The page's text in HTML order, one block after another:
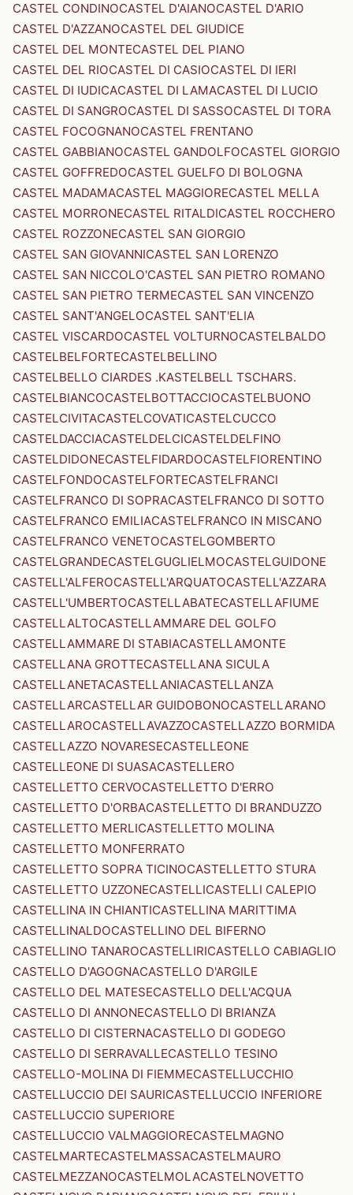
CASTEL CONDINOCASTEL D'AIANOCASTEL D'ARIO
CASTEL D'AZZANOCASTEL DEL GIUDICE
CASTEL DEL MONTECASTEL DEL PIANO
CASTEL DEL RIOCASTEL DI CASIOCASTEL DI IERI
CASTEL DI IUDICACASTEL DI LAMACASTEL DI LUCIO
CASTEL DI SANGROCASTEL DI SASSOCASTEL DI TORA
CASTEL FOCOGNANOCASTEL FRENTANO
CASTEL GABBIANOCASTEL GANDOLFOCASTEL GIORGIO
CASTEL GOFFREDOCASTEL GUELFO DI BOLOGNA
CASTEL MADAMACASTEL MAGGIORECASTEL MELLA
CASTEL MORRONECASTEL RITALDICASTEL ROCCHERO
CASTEL ROZZONECASTEL SAN GIORGIO
CASTEL SAN GIOVANNICASTEL SAN LORENZO
CASTEL SAN NICCOLO'CASTEL SAN PIETRO ROMANO
CASTEL SAN PIETRO TERMECASTEL SAN VINCENZO
CASTEL SANT'ANGELOCASTEL SANT'ELIA
CASTEL VISCARDOCASTEL VOLTURNOCASTELBALDO
CASTELBELFORTECASTELBELLINO
CASTELBELLO CIARDES .KASTELBELL TSCHARS.
CASTELBIANCOCASTELBOTTACCIOCASTELBUONO
CASTELCIVITACASTELCOVATICASTELCUCCO
CASTELDACCIACASTELDELCICASTELDELFINO
CASTELDIDONECASTELFIDARDOCASTELFIORENTINO
CASTELFONDOCASTELFORTECASTELFRANCI
CASTELFRANCO DI SOPRACASTELFRANCO DI SOTTO
CASTELFRANCO EMILIACASTELFRANCO IN MISCANO
CASTELFRANCO VENETOCASTELGOMBERTO
CASTELGRANDECASTELGUGLIELMOCASTELGUIDONE
CASTELL'ALFEROCASTELL'ARQUATOCASTELL'AZZARA
CASTELL'UMBERTOCASTELLABATECASTELLAFIUME
CASTELLALTOCASTELLAMMARE DEL GOLFO
CASTELLAMMARE DI STABIACASTELLAMONTE
CASTELLANA GROTTECASTELLANA SICULA
CASTELLANETACASTELLANIACASTELLANZA
CASTELLARCASTELLAR GUIDOBONOCASTELLARANO
CASTELLAROCASTELLAVAZZOCASTELLAZZO BORMIDA
CASTELLAZZO NOVARESECASTELLEONE
CASTELLEONE DI SUASACASTELLERO
CASTELLETTO CERVOCASTELLETTO D'ERRO
CASTELLETTO D'ORBACASTELLETTO DI BRANDUZZO
CASTELLETTO MERLICASTELLETTO MOLINA
CASTELLETTO MONFERRATO
CASTELLETTO SOPRA TICINOCASTELLETTO STURA
CASTELLETTO UZZONECASTELLICASTELLI CALEPIO
CASTELLINA IN CHIANTICASTELLINA MARITTIMA
CASTELLINALDOCASTELLINO DEL BIFERNO
CASTELLINO TANAROCASTELLIRICASTELLO CABIAGLIO
CASTELLO D'AGOGNACASTELLO D'ARGILE
CASTELLO DEL MATESECASTELLO DELL'ACQUA
CASTELLO DI ANNONECASTELLO DI BRIANZA
CASTELLO DI CISTERNACASTELLO DI GODEGO
CASTELLO DI SERRAVALLECASTELLO TESINO
CASTELLO-MOLINA DI FIEMMECASTELLUCCHIO
CASTELLUCCIO DEI SAURICASTELLUCCIO INFERIORE
CASTELLUCCIO SUPERIORE
CASTELLUCCIO VALMAGGIORECASTELMAGNO
CASTELMARTECASTELMASSACASTELMAURO
CASTELMEZZANOCASTELMOLACASTELNOVETTO